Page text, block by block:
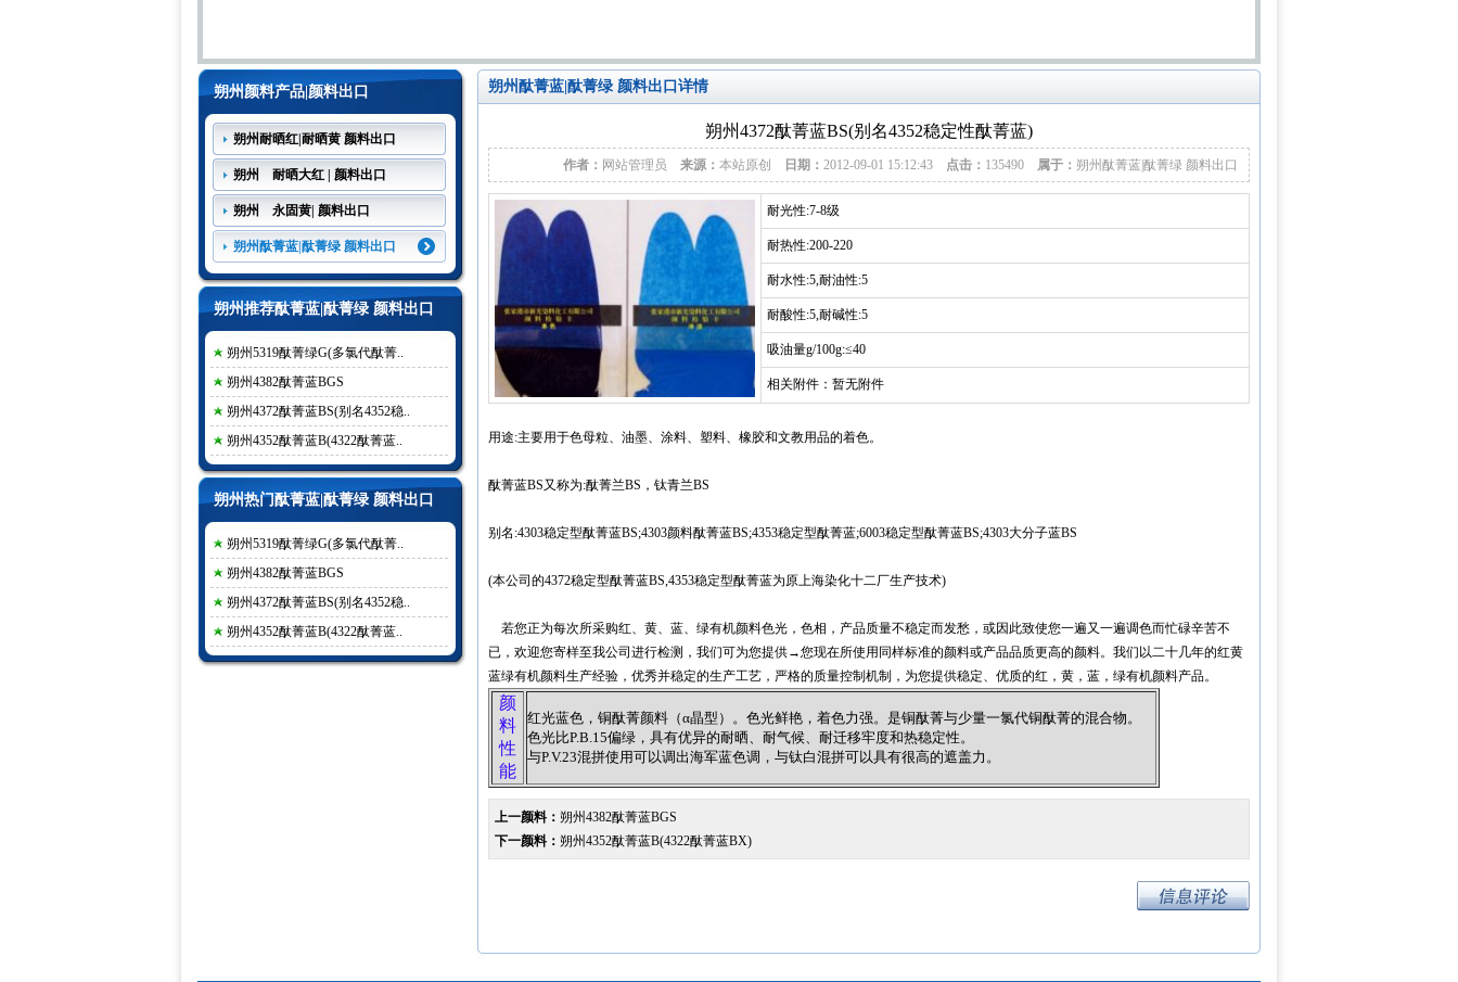
朔州颜料产品|颜料出口
朔州耐晒红|耐晒黄 颜料出口
朔州 耐晒大红 | 颜料出口
朔州 永固黄| 颜料出口
朔州酞菁蓝|酞菁绿 颜料出口
朔州推荐酞菁蓝|酞菁绿 颜料出口
朔州5319酞菁绿G(多氯代酞菁..
朔州4382酞菁蓝BGS
朔州4372酞菁蓝BS(别名4352稳..
朔州4352酞菁蓝B(4322酞菁蓝..
朔州热门酞菁蓝|酞菁绿 颜料出口
朔州5319酞菁绿G(多氯代酞菁..
朔州4382酞菁蓝BGS
朔州4372酞菁蓝BS(别名4352稳..
朔州4352酞菁蓝B(4322酞菁蓝..
朔州酞菁蓝|酞菁绿 颜料出口详情
朔州4372酞菁蓝BS(别名4352稳定性酞菁蓝)
作者： 网站管理员 来源： 本站原创 日期： 2012-09-01 15:12:43 点击： 135490 属于： 朔州酞菁蓝|酞菁绿 颜料出口
耐光性:7-8级
耐热性:200-220
耐水性:5,耐油性:5
耐酸性:5,耐碱性:5
吸油量g/100g:≤40
相关附件：暂无附件
用途:主要用于色母粒、油墨、涂料、塑料、橡胶和文教用品的着色。
酞菁蓝BS又称为:酞菁兰BS，钛青兰BS
别名:4303稳定型酞菁蓝BS;4303颜料酞菁蓝BS;4353稳定型酞菁蓝;6003稳定型酞菁蓝BS;4303大分子蓝BS
(本公司的4372稳定型酞菁蓝BS,4353稳定型酞菁蓝为原上海染化十二厂生产技术)
若您正为每次所采购红、黄、蓝、绿有机颜料色光，色相，产品质量不稳定而发愁，或因此致使您一遍又一遍调色而忙碌辛苦不
已，欢迎您寄样至我公司进行检测，我们可为您提供→您现在所使用同样标准的颜料或产品品质更高的颜料。我们以二十几年的红黄
蓝绿有机颜料生产经验，优秀并稳定的生产工艺，严格的质量控制机制，为您提供稳定、优质的红，黄，蓝，绿有机颜料产品。
颜
料
性
能
红光蓝色，铜酞菁颜料（α晶型）。色光鲜艳，着色力强。是铜酞菁与少量一氯代铜酞菁的混合物。
色光比P.B.15偏绿，具有优异的耐晒、耐气候、耐迁移牢度和热稳定性。
与P.V.23混拼使用可以调出海军蓝色调，与钛白混拼可以具有很高的遮盖力。
上一颜料： 朔州4382酞菁蓝BGS
下一颜料： 朔州4352酞菁蓝B(4322酞菁蓝BX)